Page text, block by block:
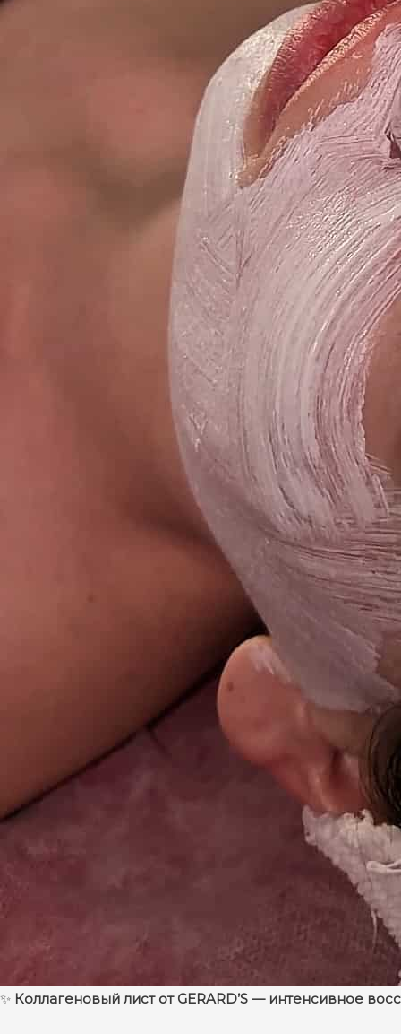
✨ Коллагеновый лист от GERARD’S — интенсивное